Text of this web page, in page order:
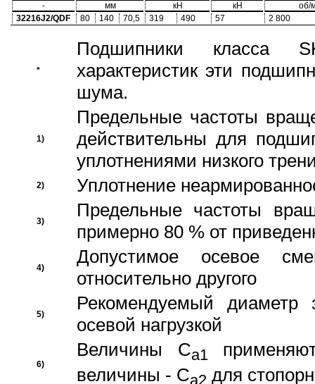
- мм кН кН
об/
32216J2/QDF
80 140 70,5 319 490 57 2 800
*
Подшипники класса
характеристик эти
шума.
1)
Предельные частоты
действительны для
уплотнениями низкого
2) Уплотнение
3)
Предельные частоты
примерно 80 % от
4)
Допустимое осевое
относительно другого
5)
Рекомендуемый диаметр
осевой нагрузкой
6)
Величины Ca1
величины - C
для